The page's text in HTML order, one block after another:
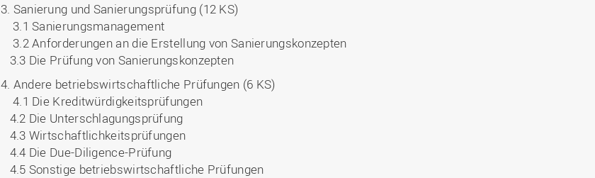
3. Sanierung und Sanierungsprüfung (12 KS)
3.1 Sanierungsmanagement
3.2 Anforderungen an die Erstellung von Sanierungskonzepten
3.3 Die Prüfung von Sanierungskonzepten
4. Andere betriebswirtschaftliche Prüfungen (6 KS)
4.1 Die Kreditwürdigkeitsprüfungen
4.2 Die Unterschlagungsprüfung
4.3 Wirtschaftlichkeitsprüfungen
4.4 Die Due-Diligence-Prüfung
4.5 Sonstige betriebswirtschaftliche Prüfungen